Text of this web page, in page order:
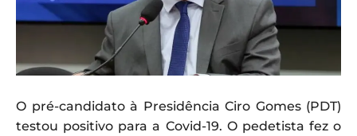
O pré-candidato à Presidência Ciro Gomes (PDT)
testou positivo para a Covid-19. O pedetista fez o